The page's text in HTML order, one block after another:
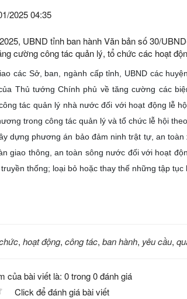
2025 04:35
UBND tỉnh ban hành Văn bản số 30/
cường công tác quản lý, tổ chức các hoạt
các Sở, ban, ngành cấp tỉnh, UBND các
Thủ tướng Chính phủ về tăng cường các
tác quản lý nhà nước đối với hoạt động lễ
trong công tác quản lý và tổ chức lễ hội
dựng phương án bảo đảm ninh trật tự, an
giao thông, an toàn sông nước đối với hoạt
thống; loại bỏ hoặc thay thế những tập
, hoạt động, công tác, ban hành, yêu cầu,
của bài viết là: 0 trong 0 đánh giá
Click để đánh giá bài viết